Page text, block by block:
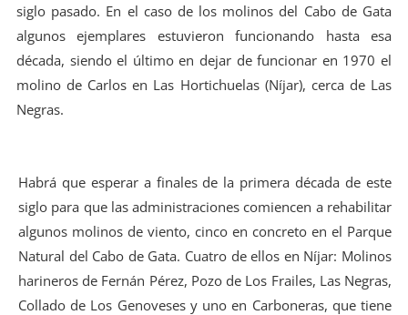
siglo pasado. En el caso de los molinos del Cabo de Gata
algunos ejemplares estuvieron funcionando hasta esa
década, siendo el último en dejar de funcionar en 1970 el
molino de Carlos en Las Hortichuelas (Níjar), cerca de Las
Negras.
Habrá que esperar a finales de la primera década de este
siglo para que las administraciones comiencen a rehabilitar
algunos molinos de viento, cinco en concreto en el Parque
Natural del Cabo de Gata. Cuatro de ellos en Níjar: Molinos
harineros de Fernán Pérez, Pozo de Los Frailes, Las Negras,
Collado de Los Genoveses y uno en Carboneras, que tiene